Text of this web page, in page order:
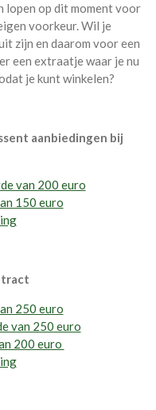
lopen op dit moment voor
voorkeur. Wil je
zijn en daarom voor een
een extraatje waar je nu
je kunt winkelen?
aanbiedingen bij
van 200 euro
150 euro
250 euro
van 250 euro
200 euro